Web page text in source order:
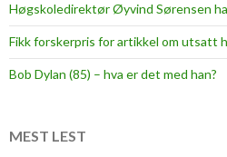
i
m
å
Høgskoledirektør Øyvind Sørensen
Fikk forskerpris for artikkel om utsatt
Bob Dylan (85) – hva er det med han?
MEST LEST